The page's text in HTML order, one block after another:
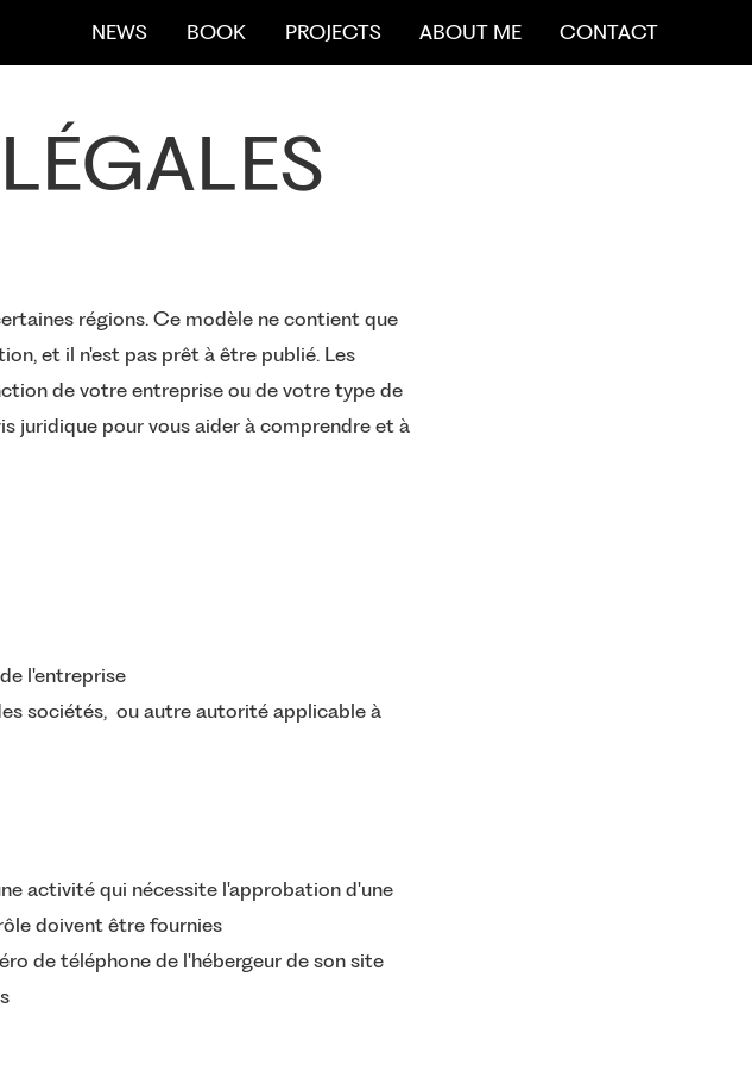
NEWS BOOK PROJECTS ABOUT ME CONTACT
régions. Ce modèle ne contient que
et il n'est pas prêt à être publié. Les
de votre entreprise ou de votre type de
juridique pour vous aider à comprendre et à
l'entreprise
sociétés, ou autre autorité applicable à
activité qui nécessite l'approbation d'une
doivent être fournies
de téléphone de l'hébergeur de son site